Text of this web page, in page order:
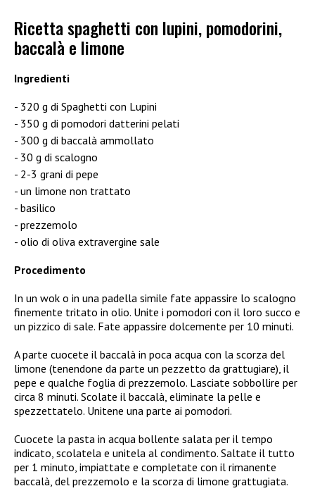
Ricetta spaghetti con lupini, pomodorini,
baccalà e limone
Ingredienti
320 g di Spaghetti con Lupini
350 g di pomodori datterini pelati
300 g di baccalà ammollato
30 g di scalogno
2-3 grani di pepe
un limone non trattato
basilico
prezzemolo
olio di oliva extravergine sale
Procedimento
In un wok o in una padella simile fate appassire lo scalogno
finemente tritato in olio. Unite i pomodori con il loro succo e
un pizzico di sale. Fate appassire dolcemente per 10 minuti.
A parte cuocete il baccalà in poca acqua con la scorza del
limone (tenendone da parte un pezzetto da grattugiare), il
pepe e qualche foglia di prezzemolo. Lasciate sobbollire per
circa 8 minuti. Scolate il baccalà, eliminate la pelle e
spezzettatelo. Unitene una parte ai pomodori.
Cuocete la pasta in acqua bollente salata per il tempo
indicato, scolatela e unitela al condimento. Saltate il tutto
per 1 minuto, impiattate e completate con il rimanente
baccalà, del prezzemolo e la scorza di limone grattugiata.